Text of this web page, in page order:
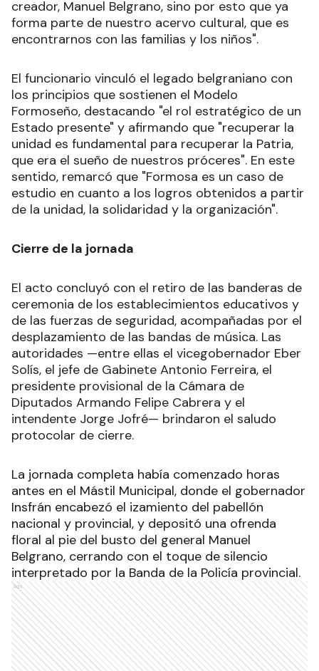
creador, Manuel Belgrano, sino por esto que ya
forma parte de nuestro acervo cultural, que es
encontrarnos con las familias y los niños".
El funcionario vinculó el legado belgraniano con
los principios que sostienen el Modelo
Formoseño, destacando "el rol estratégico de un
Estado presente" y afirmando que "recuperar la
unidad es fundamental para recuperar la Patria,
que era el sueño de nuestros próceres". En este
sentido, remarcó que "Formosa es un caso de
estudio en cuanto a los logros obtenidos a partir
de la unidad, la solidaridad y la organización".
Cierre de la jornada
El acto concluyó con el retiro de las banderas de
ceremonia de los establecimientos educativos y
de las fuerzas de seguridad, acompañadas por el
desplazamiento de las bandas de música. Las
autoridades —entre ellas el vicegobernador Eber
Solís, el jefe de Gabinete Antonio Ferreira, el
presidente provisional de la Cámara de
Diputados Armando Felipe Cabrera y el
intendente Jorge Jofré— brindaron el saludo
protocolar de cierre.
La jornada completa había comenzado horas
antes en el Mástil Municipal, donde el gobernador
Insfrán encabezó el izamiento del pabellón
nacional y provincial, y depositó una ofrenda
floral al pie del busto del general Manuel
Belgrano, cerrando con el toque de silencio
interpretado por la Banda de la Policía provincial.
Ads